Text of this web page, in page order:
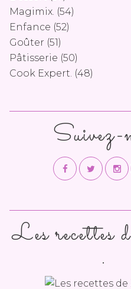
Magimix. (54)
Enfance (52)
Goûter (51)
Pâtisserie (50)
Cook Expert. (48)
Les recettes
.
Suivez-